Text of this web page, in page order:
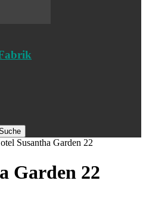
Susantha Garden 22
Garden 22